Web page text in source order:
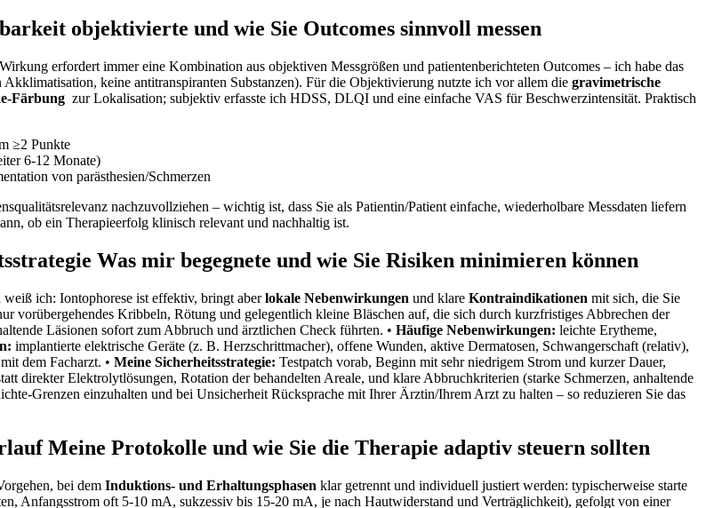
objektivierte und wie Sie Outcomes sinnvoll‌ messen
erfordert ⁢immer eine‌ Kombination⁢ aus⁢ objektiven Messgrößen⁣ und ⁣patientenberichteten Outcomes – ich habe das
keine antitranspiranten Substanzen).⁣ Für ‌die Objektivierung​ nutzte ich vor allem die gravimetrische
⁤ zur Lokalisation; ‍subjektiv erfasste ‍ich HDSS, DLQI und⁢ eine einfache VAS für⁣ Beschwerzintensität. Praktisch
≥2 Punkte
6-12 Monate)
von parästhesien/Schmerzen
nachzuvollziehen​ – wichtig ist, dass Sie⁣ als ​Patientin/Patient einfache, wiederholbare ⁤Messdaten ‍liefern
ob ein ⁢Therapieerfolg klinisch relevant und nachhaltig ist.
Was mir begegnete‌ und wie ‍Sie Risiken minimieren können
ich: ‍Iontophorese ist effektiv, bringt aberlokale⁢ Nebenwirkungen und klare Kontraindikationen mit sich, die Sie
vorübergehendes ​Kribbeln, Rötung und gelegentlich kleine ​Bläschen auf, die sich durch‍ kurzfristiges ⁣Abbrechen der
Läsionen sofort zum Abbruch und ärztlichen Check führten. • Häufige ⁤Nebenwirkungen: leichte Erytheme,
implantierte elektrische Geräte (z. B. Herzschrittmacher), offene Wunden, aktive ⁣Dermatosen, ‌Schwangerschaft (relativ),‌
dem Facharzt.⁣ • Meine Sicherheitsstrategie: Testpatch⁣ vorab, Beginn mit sehr niedrigem Strom und kurzer Dauer,
⁣direkter Elektrolytlösungen, Rotation der behandelten Areale, und klare Abbruchkriterien⁣ (starke Schmerzen, anhaltende
Grenzen einzuhalten und bei Unsicherheit Rücksprache mit‌ Ihrer Ärztin/Ihrem Arzt zu halten⁤ – so reduzieren Sie das
Meine Protokolle und⁣ wie⁤ Sie die Therapie adaptiv steuern sollten
bei dem Induktions- ⁢und Erhaltungsphasen klar getrennt und ⁤individuell justiert werden: typischerweise⁢ starte
Anfangsstrom oft 5-10 mA, sukzessiv bis ⁤15-20 mA, je nach Hautwiderstand ‌und Verträglichkeit), gefolgt von ​einer